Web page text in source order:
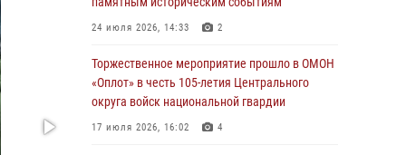
Костромские дошкольники стали
организованных военнослужащими и
сотрудниками Управления Росгвардии
30 июля 2026, 10:39 9
24 июля 2026, 14:33 2
Торжественное мероприятие прошло в ОМОН
«Оплот» в честь 105-летия Центрального
округа войск национальной гвардии
17 июля 2026, 16:02 4